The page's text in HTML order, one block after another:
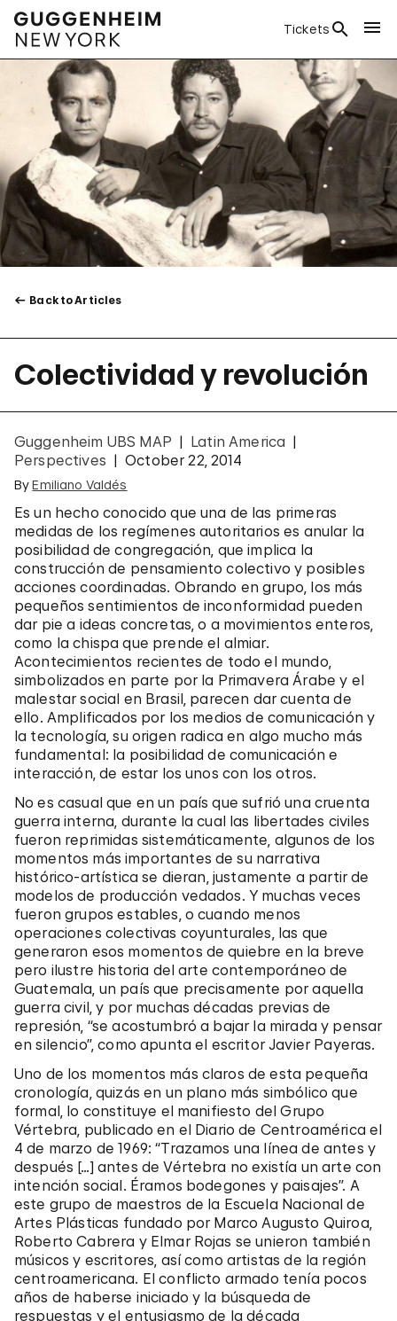
Tickets
Back to Articles
Colectividad y revolución
Guggenheim UBS MAP
Latin America
Perspectives
October 22, 2014
ByEmiliano Valdés
Es un hecho conocido que una de las primeras
medidas de los regímenes autoritarios es anular la
posibilidad de congregación, que implica la
construcción de pensamiento colectivo y posibles
acciones coordinadas. Obrando en grupo, los más
pequeños sentimientos de inconformidad pueden
dar pie a ideas concretas, o a movimientos enteros,
como la chispa que prende el almiar.
Acontecimientos recientes de todo el mundo,
simbolizados en parte por la Primavera Árabe y el
malestar social en Brasil, parecen dar cuenta de
ello. Amplificados por los medios de comunicación y
la tecnología, su origen radica en algo mucho más
fundamental: la posibilidad de comunicación e
interacción, de estar los unos con los otros.
No es casual que en un país que sufrió una cruenta
guerra interna, durante la cual las libertades civiles
fueron reprimidas sistemáticamente, algunos de los
momentos más importantes de su narrativa
histórico-artística se dieran, justamente a partir de
modelos de producción vedados. Y muchas veces
fueron grupos estables, o cuando menos
operaciones colectivas coyunturales, las que
generaron esos momentos de quiebre en la breve
pero ilustre historia del arte contemporáneo de
Guatemala, un país que precisamente por aquella
guerra civil, y por muchas décadas previas de
represión, “se acostumbró a bajar la mirada y pensar
en silencio”, como apunta el escritor Javier Payeras.
Uno de los momentos más claros de esta pequeña
cronología, quizás en un plano más simbólico que
formal, lo constituye el manifiesto del Grupo
Vértebra, publicado en el Diario de Centroamérica el
4 de marzo de 1969: “Trazamos una línea de antes y
después […] antes de Vértebra no existía un arte con
intención social. Éramos bodegones y paisajes”. A
este grupo de maestros de la Escuela Nacional de
Artes Plásticas fundado por Marco Augusto Quiroa,
Roberto Cabrera y Elmar Rojas se unieron también
músicos y escritores, así como artistas de la región
centroamericana. El conflicto armado tenía pocos
años de haberse iniciado y la búsqueda de
respuestas y el entusiasmo de la década